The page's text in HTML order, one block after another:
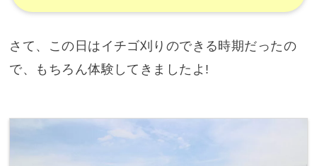
さて、この日はイチゴ刈りのできる時期だったの
で、もちろん体験してきましたよ!